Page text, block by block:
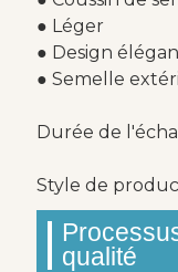
● Léger
● Design
● Semelle
Durée de
Style de
qualité